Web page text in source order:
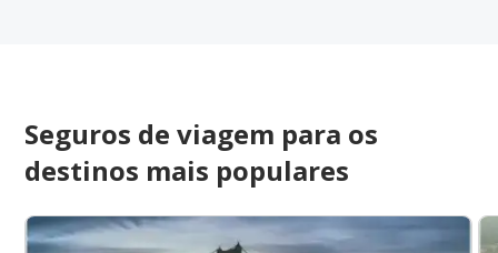
Seguros de viagem para os
destinos mais populares